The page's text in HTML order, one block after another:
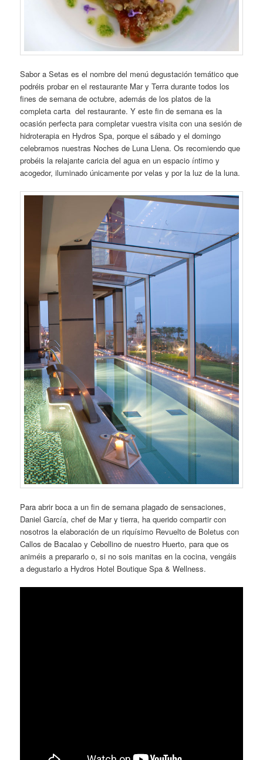
Sabor a Setas es el nombre del menú degustación temático que
podréis probar en el restaurante Mar y Terra durante todos los
fines de semana de octubre, además de los platos de la
completa carta del restaurante. Y este fin de semana es la
ocasión perfecta para completar vuestra visita con una sesión de
hidroterapia en Hydros Spa, porque el sábado y el domingo
celebramos nuestras Noches de Luna Llena. Os recomiendo que
probéis la relajante caricia del agua en un espacio íntimo y
acogedor, iluminado únicamente por velas y por la luz de la luna.
Para abrir boca a un fin de semana plagado de sensaciones,
Daniel García, chef de Mar y tierra, ha querido compartir con
nosotros la elaboración de un riquísimo Revuelto de Boletus con
Callos de Bacalao y Cebollino de nuestro Huerto, para que os
animéis a prepararlo o, si no sois manitas en la cocina, vengáis
a degustarlo a Hydros Hotel Boutique Spa & Wellness.